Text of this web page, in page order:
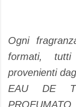
Ogni
formati,
provenienti
EAU DE